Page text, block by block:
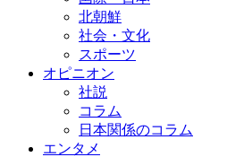
北朝鮮
社会・文化
スポーツ
オピニオン
社説
コラム
日本関係のコラム
エンタメ